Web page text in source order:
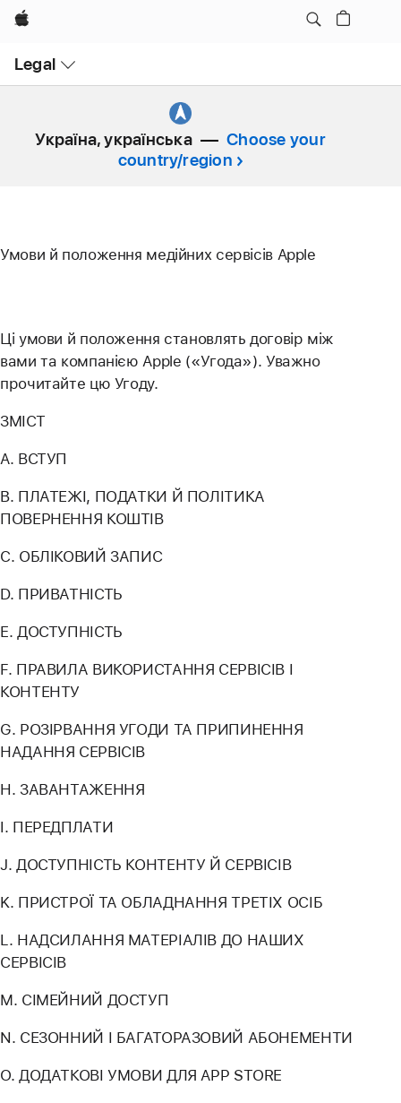
Apple
Legal
Menu
Україна, українська
Choose your
country/region
Умови й положення медійних сервісів Apple
Ці умови й положення становлять договір між
вами та компанією Apple («Угода»). Уважно
прочитайте цю Угоду.
ЗМІСТ
A. ВСТУП
B. ПЛАТЕЖІ, ПОДАТКИ Й ПОЛІТИКА
ПОВЕРНЕННЯ КОШТІВ
C. ОБЛІКОВИЙ ЗАПИС
D. ПРИВАТНІСТЬ
E. ДОСТУПНІСТЬ
F. ПРАВИЛА ВИКОРИСТАННЯ СЕРВІСІВ І
КОНТЕНТУ
G. РОЗІРВАННЯ УГОДИ ТА ПРИПИНЕННЯ
НАДАННЯ СЕРВІСІВ
H. ЗАВАНТАЖЕННЯ
I. ПЕРЕДПЛАТИ
J. ДОСТУПНІСТЬ КОНТЕНТУ Й СЕРВІСІВ
K. ПРИСТРОЇ ТА ОБЛАДНАННЯ ТРЕТІХ ОСІБ
L. НАДСИЛАННЯ МАТЕРІАЛІВ ДО НАШИХ
СЕРВІСІВ
M. СІМЕЙНИЙ ДОСТУП
N. СЕЗОННИЙ І БАГАТОРАЗОВИЙ АБОНЕМЕНТИ
O. ДОДАТКОВІ УМОВИ ДЛЯ APP STORE